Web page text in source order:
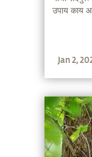
उपाय काय
Jan 2,